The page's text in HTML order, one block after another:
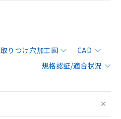
取りつけ穴加工図
CAD
規格認証/適合状況